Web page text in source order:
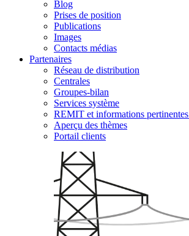
Blog
Prises de position
Publications
Images
Contacts médias
Partenaires
Réseau de distribution
Centrales
Groupes-bilan
Services système
REMIT et informations
Aperçu des thèmes
Portail clients